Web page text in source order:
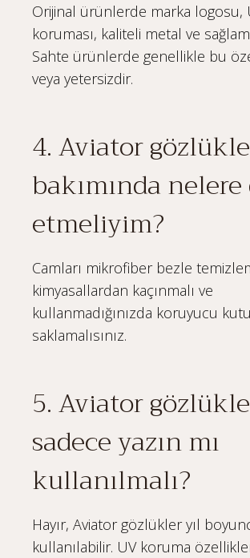
Orijinal ürünlerde marka logosu,
koruması, kaliteli metal ve
Sahte ürünlerde genellikle bu
veya yetersizdir.
4. Aviator
bakımında
etmeliyim?
Camları mikrofiber bezle
kimyasallardan kaçınmalı ve
kullanmadığınızda koruyucu
saklamalısınız.
5. Aviator
sadece yazın mı
kullanılmalı?
Hayır, Aviator gözlükler yıl
kullanılabilir. UV koruma